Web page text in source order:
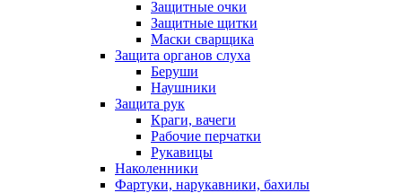
Защитные очки
Защитные щитки
Маски сварщика
Защита органов слуха
Беруши
Наушники
Защита рук
Краги, вачеги
Рабочие перчатки
Рукавицы
Наколенники
Фартуки, нарукавники, бахилы